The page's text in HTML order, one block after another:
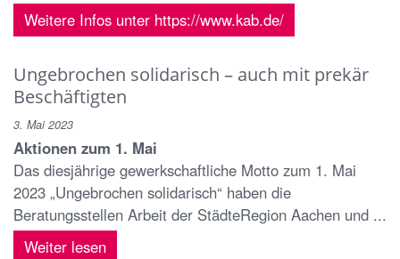
Weitere Infos unter https://www.kab.de/
Ungebrochen solidarisch – auch mit prekär
Beschäftigten
3. Mai 2023
Aktionen zum 1. Mai
Das diesjährige gewerkschaftliche Motto zum 1. Mai
2023 „Ungebrochen solidarisch“ haben die
Beratungsstellen Arbeit der StädteRegion Aachen und ...
Weiter lesen